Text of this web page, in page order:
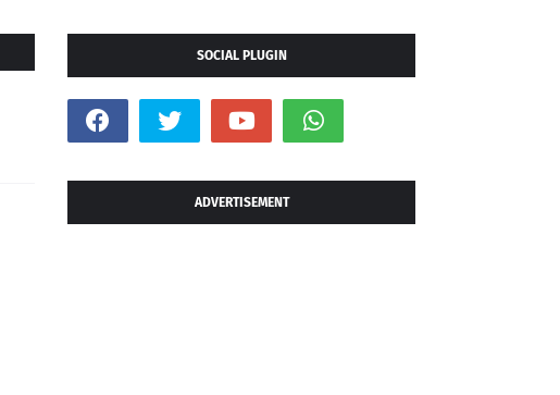
SOCIAL PLUGIN
ADVERTISEMENT